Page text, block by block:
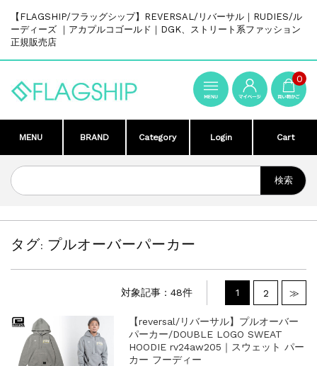
【FLAGSHIP/フラッグシップ】REVERSAL/リバーサル｜RUDIES/ル
ーディーズ ｜アカプルコゴールド｜DGK、ストリート系ファッション
正規販売店
0
MENU BRAND Category Login Cart
タグ:プルオーバーパーカー
1 2 ≫
対象記事：48件
【reversal/リバーサル】プルオーバー
パーカー/DOUBLE LOGO SWEAT
HOODIE rv24aw205｜スウェット パー
カー フーディー